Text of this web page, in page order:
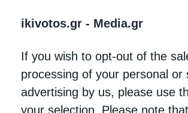
ikivotos.gr - Media.gr
If you wish to opt-out of the
processing of your personal
advertising by us, please use
your selection. Please note
σοβαρής αλληλεπίδρασης
Η ιεραρχία συνδέεται
παραμένει στη Ρωσία,
Ομοσπονδία, πηγαίνει σε